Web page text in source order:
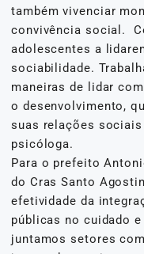
também vivenciar
convivência social.
adolescentes a
sociabilidade.
maneiras de lidar
o desenvolvimento,
suas relações sociais
psicóloga.
Para o prefeito
do Cras Santo
efetividade da
públicas no cuidado
juntamos setores